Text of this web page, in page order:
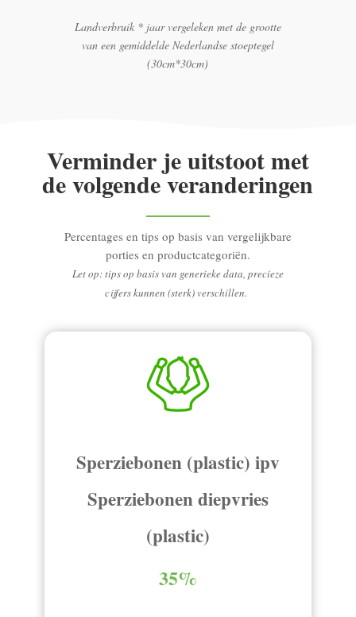
Landverbruik * jaar vergeleken met de grootte
van een gemiddelde Nederlandse stoeptegel
(30cm*30cm)
Verminder je uitstoot met
de volgende veranderingen
Percentages en tips op basis van vergelijkbare
porties en productcategoriën.
Let op: tips op basis van generieke data, precieze
cijfers kunnen (sterk) verschillen.
Sperziebonen (plastic) ipv
Sperziebonen diepvries
(plastic)
35%